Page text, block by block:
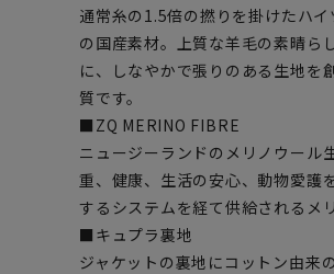
通常糸の1.5倍の撚りを掛けたハ
の国産素材。上質な羊毛の素晴ら
に、しなやかで張りのある生地を
質です。
■ZQ MERINO FIBRE
ニュージーランドのメリノウール
重、健康、生活の安心、動物愛護
するシステムを経て供給されるメ
■キュプラ裏地
ジャケットの裏地にコットン由来